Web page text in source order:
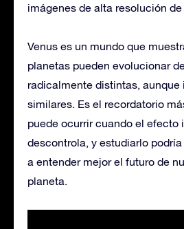
imágenes de alta resolución
Venus es un mundo que
planetas pueden evolucionar
radicalmente distintas,
similares. Es el recordatorio
puede ocurrir cuando el efecto
descontrola, y estudiarlo
a entender mejor el futuro de
planeta.